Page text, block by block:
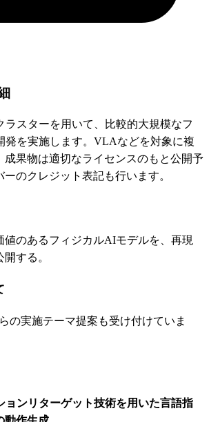
ラスターを用いて、比較的大規模なフ
発を実施します。VLAなどを対象に複
成果物は適切なライセンスのもと公開予
のクレジット表記も行います。
値のあるフィジカルAIモデルを、再現
する。
の実施テーマ提案も受け付けていま
ョンリターゲット技術を用いた言語指